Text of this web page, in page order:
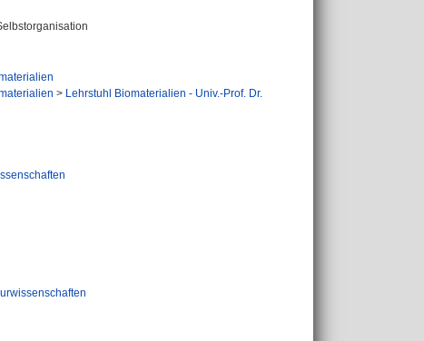
> Lehrstuhl Biomaterialien - Univ.-Prof. Dr.